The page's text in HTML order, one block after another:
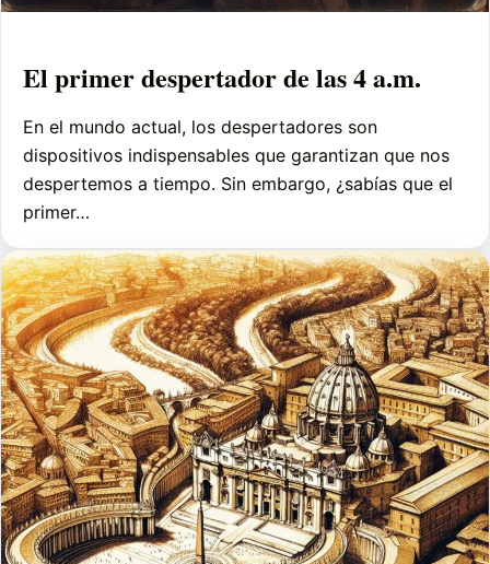
El primer despertador de las 4 a.m.
En el mundo actual, los despertadores son
dispositivos indispensables que garantizan que nos
despertemos a tiempo. Sin embargo, ¿sabías que el
primer…